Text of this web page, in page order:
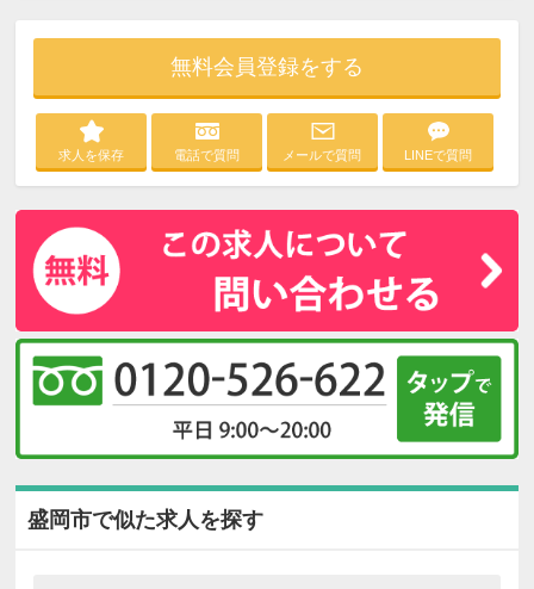
無料会員登録をする
求人を保存 電話で質問 メールで質問 LINEで質問
盛岡市で似た求人を探す